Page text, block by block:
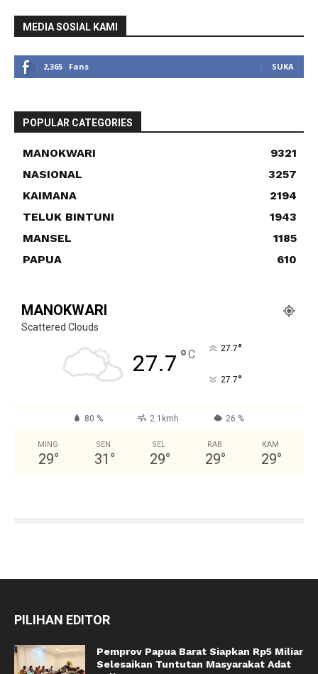
MEDIA SOSIAL KAMI
2,365 Fans SUKA
POPULAR CATEGORIES
MANOKWARI
9321
NASIONAL
3257
KAIMANA
2194
TELUK BINTUNI
1943
MANSEL
1185
PAPUA
610
MANOKWARI
Scattered Clouds
27.7 °C 27.7°
27.7°
80 % 2.1kmh 26 %
MING
29°
SEN
31 °
SEL
29°
RAB
29°
KAM
29°
PILIHAN EDITOR
Pemprov Papua Barat Siapkan Rp5 Miliar
Selesaikan Tuntutan Masyarakat Adat